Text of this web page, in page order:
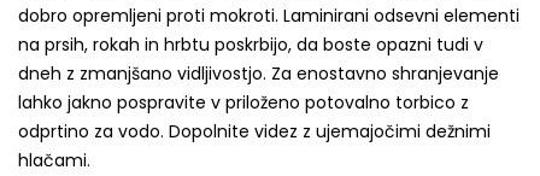
dobro opremljeni proti mokroti. Laminirani odsevni elementi
na prsih, rokah in hrbtu poskrbijo, da boste opazni tudi v
dneh z zmanjšano vidljivostjo. Za enostavno shranjevanje
lahko jakno pospravite v priloženo potovalno torbico z
odprtino za vodo. Dopolnite videz z ujemajočimi dežnimi
hlačami.